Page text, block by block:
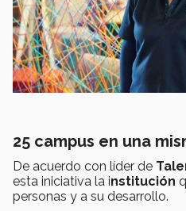
25 campus en una
De acuerdo con líder de
esta iniciativa la institución
personas y a su desarrollo.